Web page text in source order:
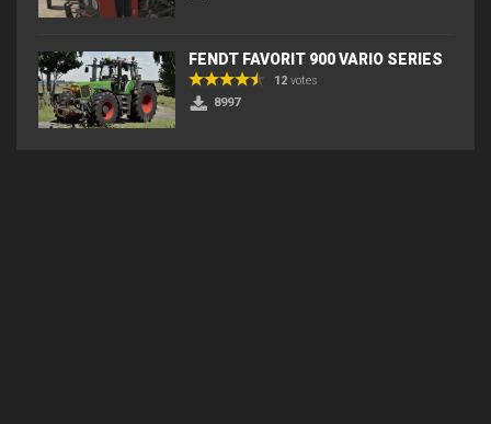
FENDT FAVORIT 900 VARIO SERIES
12 votes
8997